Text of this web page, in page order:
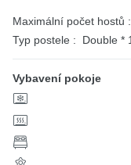
Maximální počet hostů :
Typ postele :
Double * 1
Vybavení pokoje